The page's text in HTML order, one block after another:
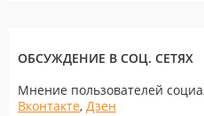
ОБСУЖДЕНИЕ В СОЦ. СЕТЯХ
Мнение пользователей
Вконтакте, Дзен